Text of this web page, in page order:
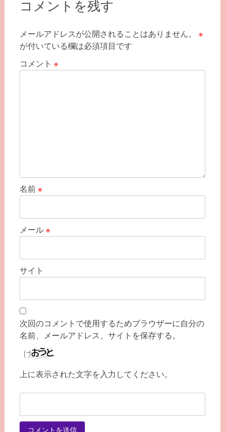
コメントを残す
メールアドレスが公開されることはありません。
※
が付いている欄は必須項目です
コメント ※
名前 ※
メール ※
サイト
次回のコメントで使用するためブラウザーに自分の
名前、メールアドレス、サイトを保存する。
上に表示された文字を入力してください。